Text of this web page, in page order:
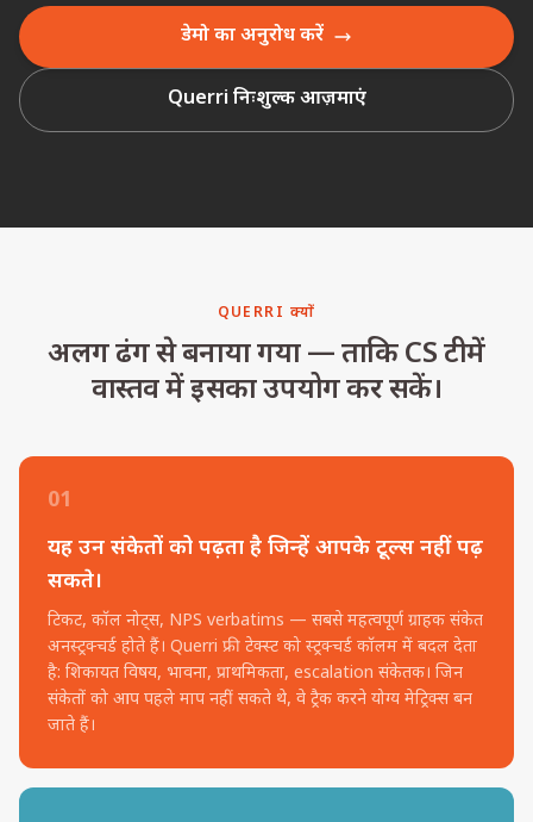
डेमो का अनुरोध करें
Querri निःशुल्क आज़माएं
QUERRI क्यों
अलग ढंग से बनाया गया — ताकि CS टीमें
वास्तव में इसका उपयोग कर सकें।
01
यह उन संकेतों को पढ़ता है जिन्हें आपके टूल्स नहीं पढ़
सकते।
टिकट, कॉल नोट्स, NPS verbatims — सबसे महत्वपूर्ण ग्राहक संकेत
अनस्ट्रक्चर्ड होते हैं। Querri फ्री टेक्स्ट को स्ट्रक्चर्ड कॉलम में बदल देता
है: शिकायत विषय, भावना, प्राथमिकता, escalation संकेतक। जिन
संकेतों को आप पहले माप नहीं सकते थे, वे ट्रैक करने योग्य मेट्रिक्स बन
जाते हैं।